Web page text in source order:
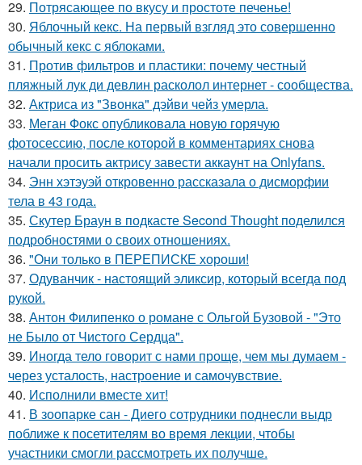
29. Потрясающее по вкусу и простоте печенье!
30. Яблочный кекс. На первый взгляд это совершенно
обычный кекс с яблоками.
31. Против фильтров и пластики: почему честный
пляжный лук ди девлин расколол интернет - сообщества.
32. Актриса из "Звонка" дэйви чейз умерла.
33. Меган Фокс опубликовала новую горячую
фотосессию, после которой в комментариях снова
начали просить актрису завести аккаунт на Onlyfans.
34. Энн хэтэуэй откровенно рассказала о дисморфии
тела в 43 года.
35. Скутер Браун в подкасте Second Thought поделился
подробностями о своих отношениях.
36. "Они только в ПЕРЕПИСКЕ хороши!
37. Одуванчик - настоящий эликсир, который всегда под
рукой.
38. Антон Филипенко о романе с Ольгой Бузовой - "Это
не Было от Чистого Сердца".
39. Иногда тело говорит с нами проще, чем мы думаем -
через усталость, настроение и самочувствие.
40. Исполнили вместе хит!
41. В зоопарке сан - Диего сотрудники поднесли выдр
поближе к посетителям во время лекции, чтобы
участники смогли рассмотреть их получше.